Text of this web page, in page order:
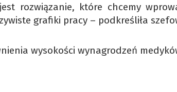
rozwiązanie, które chcemy
grafiki pracy – podkreśliła
wysokości wynagrodzeń